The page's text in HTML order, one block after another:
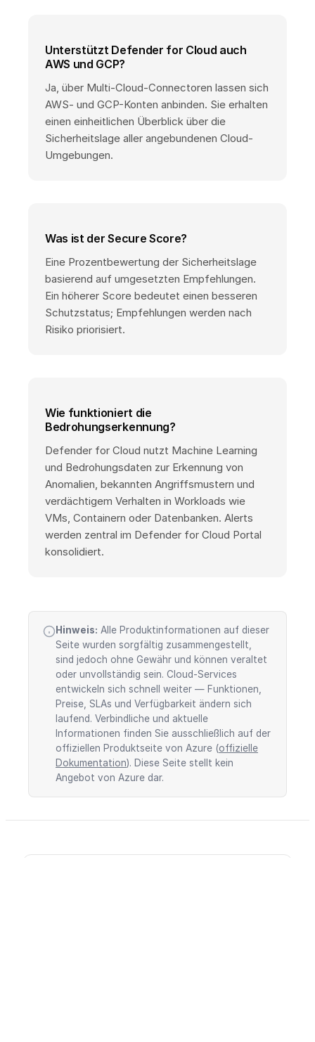
Unterstützt Defender for Cloud auch
AWS und GCP?
Ja, über Multi-Cloud-Connectoren lassen sich
AWS- und GCP-Konten anbinden. Sie erhalten
einen einheitlichen Überblick über die
Sicherheitslage aller angebundenen Cloud-
Umgebungen.
Was ist der Secure Score?
Eine Prozentbewertung der Sicherheitslage
basierend auf umgesetzten Empfehlungen.
Ein höherer Score bedeutet einen besseren
Schutzstatus; Empfehlungen werden nach
Risiko priorisiert.
Wie funktioniert die
Bedrohungserkennung?
Defender for Cloud nutzt Machine Learning
und Bedrohungsdaten zur Erkennung von
Anomalien, bekannten Angriffsmustern und
verdächtigem Verhalten in Workloads wie
VMs, Containern oder Datenbanken. Alerts
werden zentral im Defender for Cloud Portal
konsolidiert.
Hinweis: Alle Produktinformationen auf dieser
Seite wurden sorgfältig zusammengestellt,
sind jedoch ohne Gewähr und können veraltet
oder unvollständig sein. Cloud-Services
entwickeln sich schnell weiter — Funktionen,
Preise, SLAs und Verfügbarkeit ändern sich
laufend. Verbindliche und aktuelle
Informationen finden Sie ausschließlich auf der
offiziellen Produktseite von Azure (offizielle
Dokumentation). Diese Seite stellt kein
Angebot von Azure dar.